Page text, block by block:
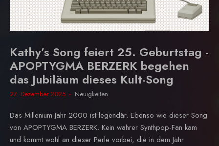
Kathy’s Song feiert 25. Geburtstag -
APOPTYGMA BERZERK begehen
das Jubiläum dieses Kult-Song
27. Dezember 2025 Neuigkeiten
Das Millenium-Jahr 2000 ist legendär. Ebenso wie dieser Song
von APOPTYGMA BERZERK. Kein wahrer Synthpop-Fan kam
und kommt wohl an dieser Perle vorbei, die in dem Jahr